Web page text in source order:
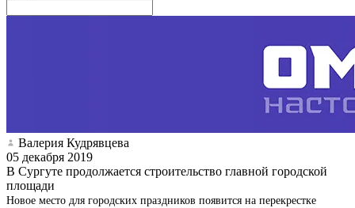
Валерия Кудрявцева
05 декабря 2019
В Сургуте продолжается строительство главной городской
площади
Новое место для городских праздников появится на перекрестке